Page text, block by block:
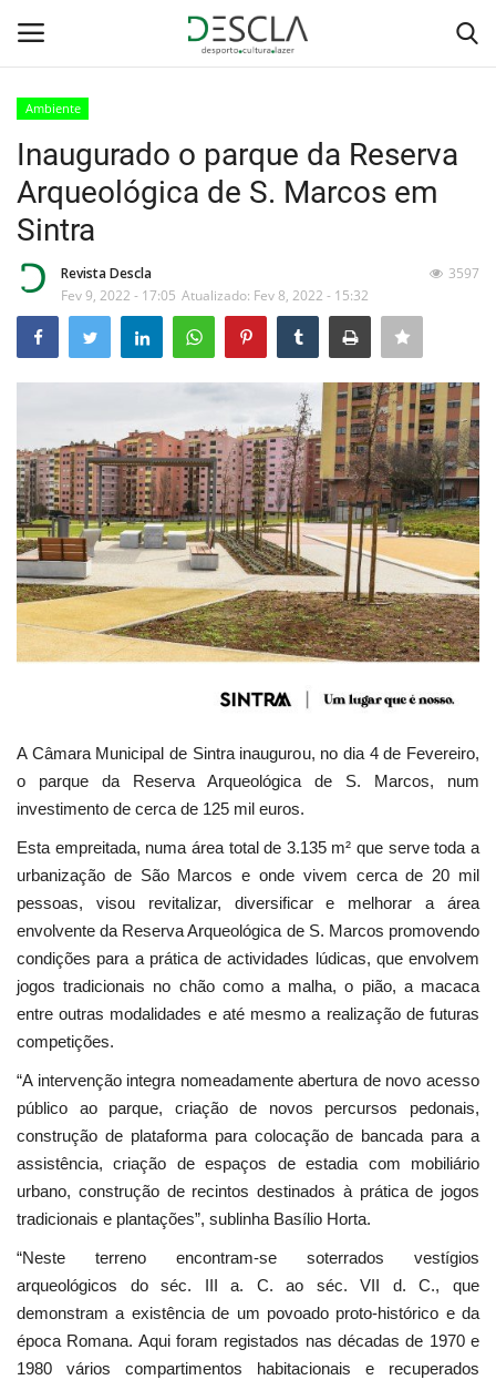
Home
Desporto
Educação
Estatuto Editorial
Saúde
Ficha técnica
Lazer
Ambiente
Ambiente
Inaugurado o parque da Reserva
Arqueológica de S. Marcos em
Sintra
Revista Descla
Fev 9, 2022 - 17:05 Atualizado: Fev 8, 2022 - 15:32
3597
A Câmara Municipal de Sintra inaugurou, no dia 4 de Fevereiro,
o parque da Reserva Arqueológica de S. Marcos, num
investimento de cerca de 125 mil euros.
Esta empreitada, numa área total de 3.135 m² que serve toda a
urbanização de São Marcos e onde vivem cerca de 20 mil
pessoas, visou revitalizar, diversificar e melhorar a área
envolvente da Reserva Arqueológica de S. Marcos promovendo
condições para a prática de actividades lúdicas, que envolvem
jogos tradicionais no chão como a malha, o pião, a macaca
entre outras modalidades e até mesmo a realização de futuras
competições.
“A intervenção integra nomeadamente abertura de novo acesso
público ao parque, criação de novos percursos pedonais,
construção de plataforma para colocação de bancada para a
assistência, criação de espaços de estadia com mobiliário
urbano, construção de recintos destinados à prática de jogos
tradicionais e plantações”, sublinha Basílio Horta.
“Neste terreno encontram-se soterrados vestígios
arqueológicos do séc. III a. C. ao séc. VII d. C., que
demonstram a existência de um povoado proto-histórico e da
época Romana. Aqui foram registados nas décadas de 1970 e
1980 vários compartimentos habitacionais e recuperados